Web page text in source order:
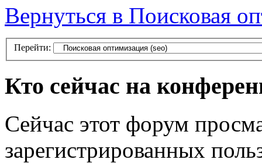
Вернуться в Поисковая
Перейти:
Кто сейчас на
Сейчас этот форум
зарегистрированных